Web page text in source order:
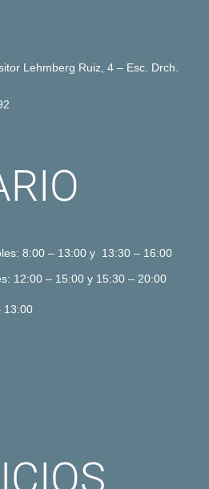
Lehmberg Ruiz, 4 – Esc. Drch.
8:00 – 13:00 y 13:30 – 16:00
12:00 – 15:00 y 15:30 – 20:00
13:00